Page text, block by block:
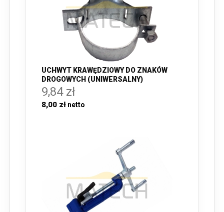
UCHWYT KRAWĘDZIOWY DO ZNAKÓW
DROGOWYCH (UNIWERSALNY)
9,84 zł
8,00 zł